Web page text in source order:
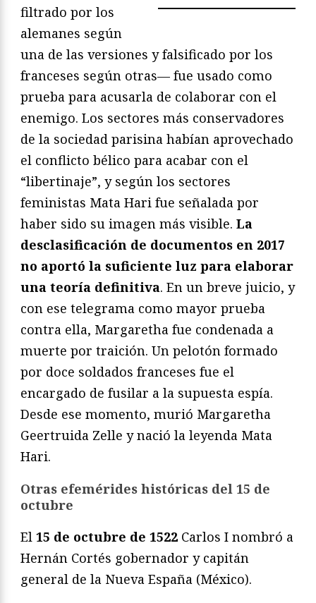
filtrado por los
alemanes según
una de las versiones y falsificado por los
franceses según otras— fue usado como
prueba para acusarla de colaborar con el
enemigo. Los sectores más conservadores
de la sociedad parisina habían aprovechado
el conflicto bélico para acabar con el
“libertinaje”, y según los sectores
feministas Mata Hari fue señalada por
haber sido su imagen más visible. La
desclasificación de documentos en 2017
no aportó la suficiente luz para elaborar
una teoría definitiva. En un breve juicio, y
con ese telegrama como mayor prueba
contra ella, Margaretha fue condenada a
muerte por traición. Un pelotón formado
por doce soldados franceses fue el
encargado de fusilar a la supuesta espía.
Desde ese momento, murió Margaretha
Geertruida Zelle y nació la leyenda Mata
Hari.
Otras efemérides históricas del 15 de
octubre
El 15 de octubre de 1522 Carlos I nombró a
Hernán Cortés gobernador y capitán
general de la Nueva España (México).